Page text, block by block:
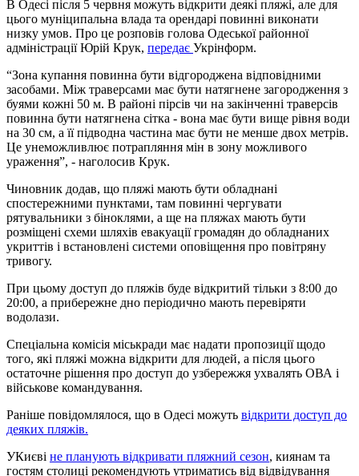
В Одесі після 5 червня можуть відкрити деякі пляжі, але для
цього муніципальна влада та орендарі повинні виконати
низку умов. Про це розповів голова Одеської районної
адміністрації Юрій Крук, передає Укрінформ.
“Зона купання повинна бути відгороджена відповідними
засобами. Між траверсами має бути натягнене загородження з
буями кожні 50 м. В районі пірсів чи на закінченні траверсів
повинна бути натягнена сітка - вона має бути вище рівня води
на 30 см, а її підводна частина має бути не менше двох метрів.
Це унеможливлює потрапляння мін в зону можливого
ураження”, - наголосив Крук.
Чиновник додав, що пляжі мають бути обладнані
спостережними пунктами, там повинні чергувати
рятувальники з біноклями, а ще на пляжах мають бути
розміщені схеми шляхів евакуації громадян до обладнаних
укриттів і встановлені системи оповіщення про повітряну
тривогу.
При цьому доступ до пляжів буде відкритий тільки з 8:00 до
20:00, а прибережне дно періодично мають перевіряти
водолази.
Спеціальна комісія міськради має надати пропозиції щодо
того, які пляжі можна відкрити для людей, а після цього
остаточне рішення про доступ до узбережжя ухвалять ОВА і
військове командування.
Раніше повідомлялося, що в Одесі можуть відкрити доступ до
деяких пляжів.
УКиєві не планують відкривати пляжний сезон, киянам та
гостям столиці рекомендують утриматись від відвідування